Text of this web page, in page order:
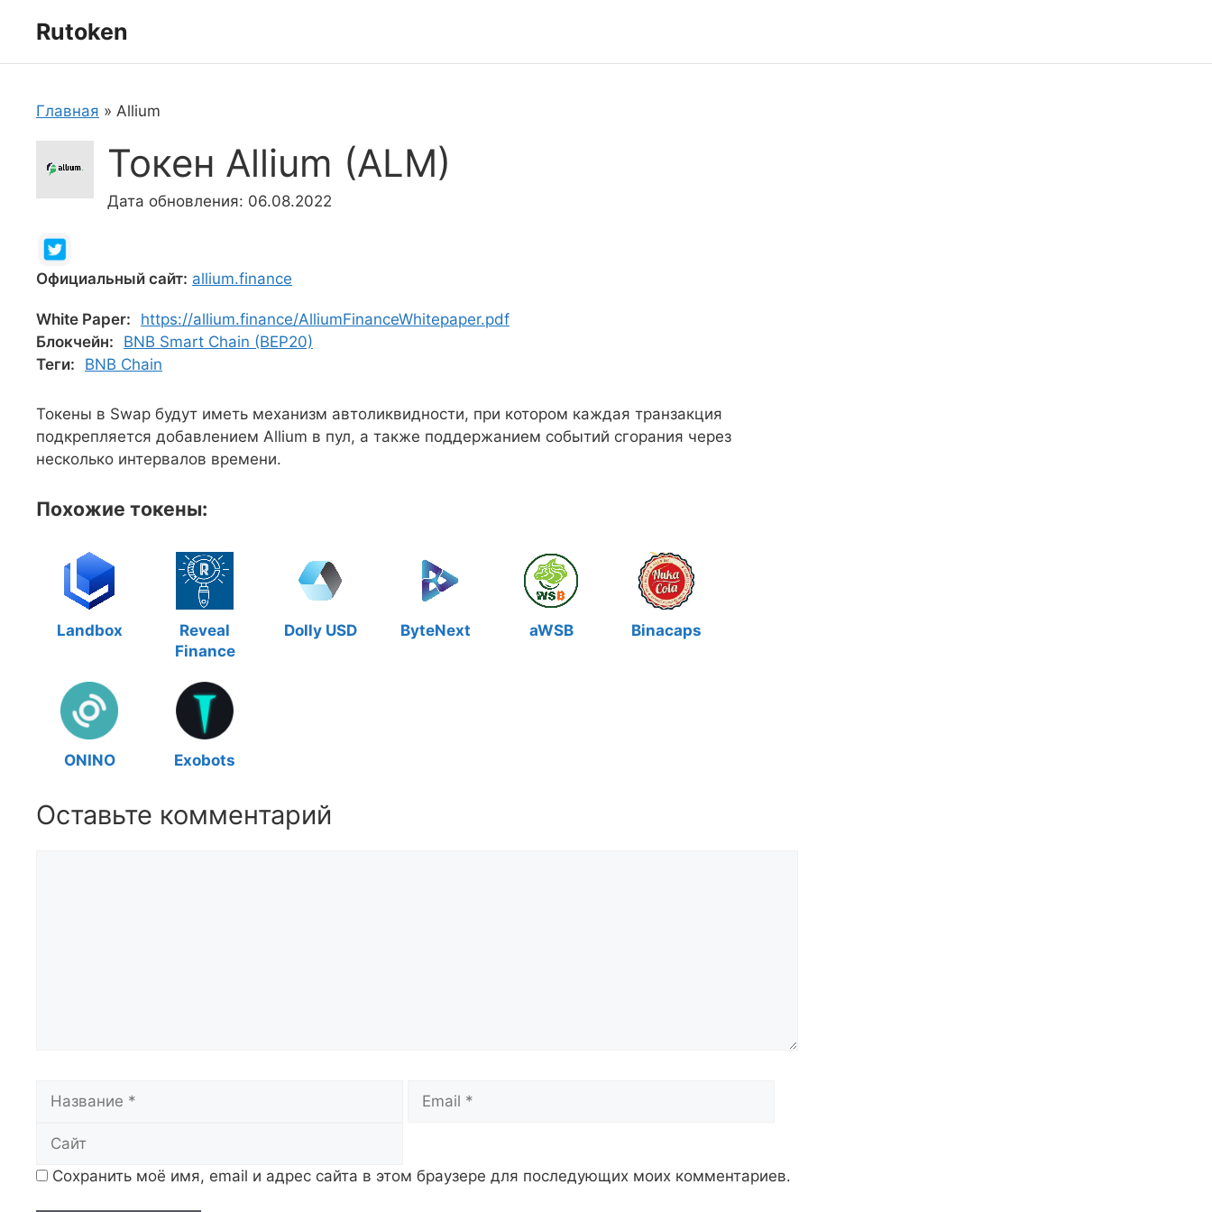
Rutoken
Главная » Allium
Токен Allium (ALM)
Дата обновления: 06.08.2022
Официальный сайт: allium.finance
White Paper:
https://allium.finance/AlliumFinanceWhitepaper.pdf
Блокчейн:
BNB Smart Chain (BEP20)
Теги:
BNB Chain
Токены в Swap будут иметь механизм автоликвидности, при котором каждая транзакция
подкрепляется добавлением Allium в пул, а также поддержанием событий сгорания через
несколько интервалов времени.
Похожие токены:
Landbox
Reveal
Finance
Dolly USD ByteNext aWSB Binacaps
ONINO Exobots
Оставьте комментарий
Сохранить моё имя, email и адрес сайта в этом браузере для последующих моих комментариев.